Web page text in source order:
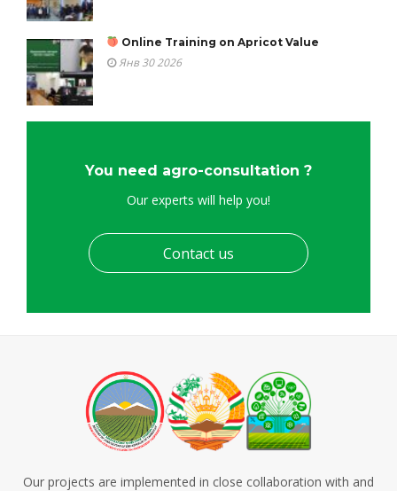
Online Training on Apricot Value
Янв 30 2026
You need agro-consultation ?
Our experts will help you!
Contact us
Our projects are implemented in close collaboration with and